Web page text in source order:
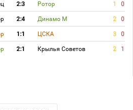
2:3 Ротор 1 0
2:4 Динамо М 2 0
1:1 ЦСКА 3 0
2:1 Крылья Советов 2 1